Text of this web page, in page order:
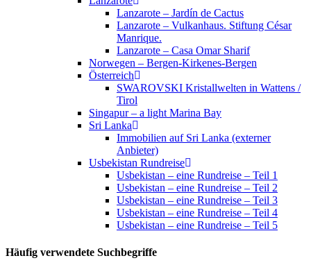
Lanzarote – Jardín de Cactus
Lanzarote – Vulkanhaus. Stiftung César
Manrique.
Lanzarote – Casa Omar Sharif
Norwegen – Bergen-Kirkenes-Bergen
Österreich
SWAROVSKI Kristallwelten in Wattens /
Tirol
Singapur – a light Marina Bay
Sri Lanka
Immobilien auf Sri Lanka (externer
Anbieter)
Usbekistan Rundreise
Usbekistan – eine Rundreise – Teil 1
Usbekistan – eine Rundreise – Teil 2
Usbekistan – eine Rundreise – Teil 3
Usbekistan – eine Rundreise – Teil 4
Usbekistan – eine Rundreise – Teil 5
Häufig verwendete Suchbegriffe